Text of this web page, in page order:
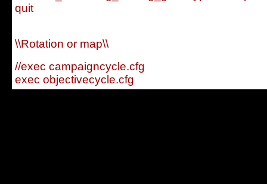
quit
\\Rotation or map\\
//exec campaigncycle.cfg
exec objectivecycle.cfg